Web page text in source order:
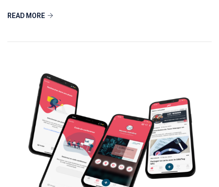
READ MORE